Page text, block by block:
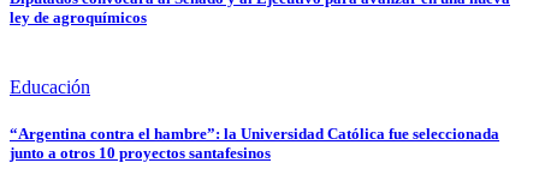
ley de agroquímicos
Educación
“Argentina contra el hambre”: la Universidad Católica fue seleccionada
junto a otros 10 proyectos santafesinos